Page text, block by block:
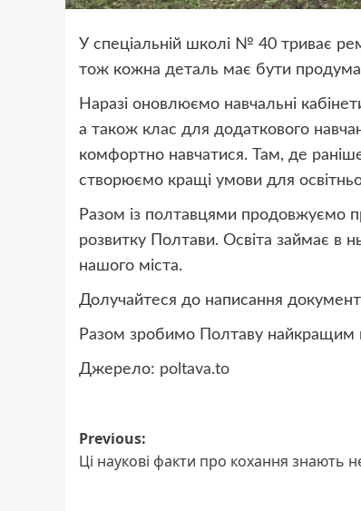
У спеціальній школі № 40 триває
тож кожна деталь має бути
Наразі оновлюємо навчальні
а також клас для додаткового
комфортно навчатися. Там, де
створюємо кращі умови для
Разом із полтавцями продовжуємо
розвитку Полтави. Освіта займає
нашого міста.
Долучайтеся до написання
Разом зробимо Полтаву найкращим
Джерело: poltava.to
Post
navigation
Previous:
Ці наукові факти про кохання знають